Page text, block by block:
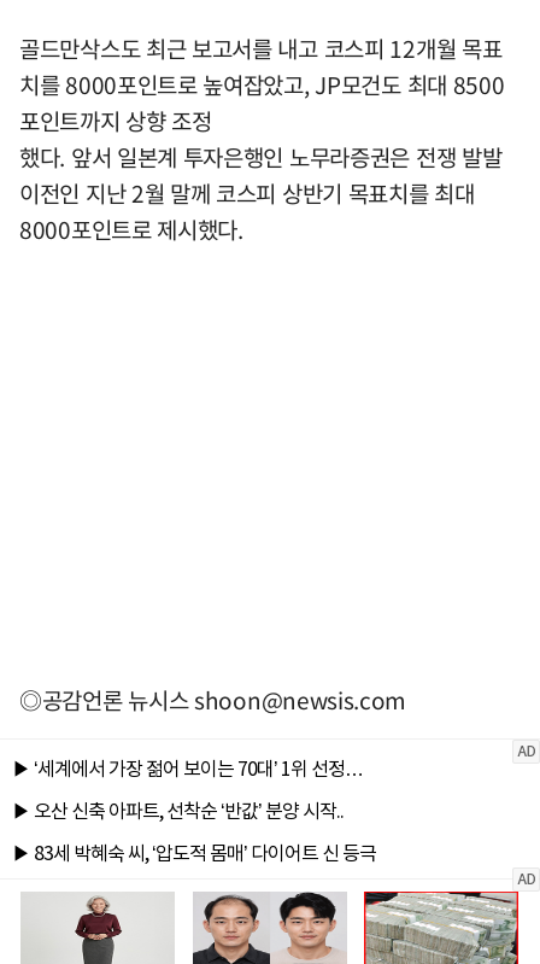
골드만삭스도 최근 보고서를 내고 코스피 12개월 목표
치를 8000포인트로 높여잡았고, JP모건도 최대 8500
포인트까지 상향 조정
했다. 앞서 일본계 투자은행인 노무라증권은 전쟁 발발
이전인 지난 2월 말께 코스피 상반기 목표치를 최대
8000포인트로 제시했다.
◎공감언론 뉴시스shoon@newsis.com